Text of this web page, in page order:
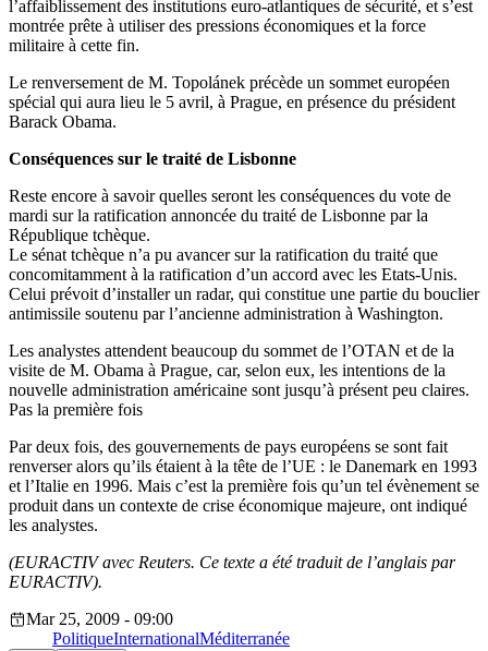
l’affaiblissement des institutions euro-atlantiques de sécurité, et s’est
montrée prête à utiliser des pressions économiques et la force
militaire à cette fin.
Le renversement de M. Topolánek précède un sommet européen
spécial qui aura lieu le 5 avril, à Prague, en présence du président
Barack Obama.
Conséquences sur le traité de Lisbonne
Reste encore à savoir quelles seront les conséquences du vote de
mardi sur la ratification annoncée du traité de Lisbonne par la
République tchèque.
Le sénat tchèque n’a pu avancer sur la ratification du traité que
concomitamment à la ratification d’un accord avec les Etats-Unis.
Celui prévoit d’installer un radar, qui constitue une partie du bouclier
antimissile soutenu par l’ancienne administration à Washington.
Les analystes attendent beaucoup du sommet de l’OTAN et de la
visite de M. Obama à Prague, car, selon eux, les intentions de la
nouvelle administration américaine sont jusqu’à présent peu claires.
Pas la première fois
Par deux fois, des gouvernements de pays européens se sont fait
renverser alors qu’ils étaient à la tête de l’UE : le Danemark en 1993
et l’Italie en 1996. Mais c’est la première fois qu’un tel évènement se
produit dans un contexte de crise économique majeure, ont indiqué
les analystes.
(EURACTIV avec Reuters. Ce texte a été traduit de l’anglais par
EURACTIV).
Mar 25, 2009 - 09:00
PolitiqueInternationalMéditerranée